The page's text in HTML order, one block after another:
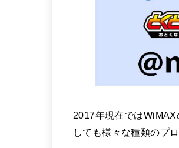
2017年現在では
しても様々な種類のプ